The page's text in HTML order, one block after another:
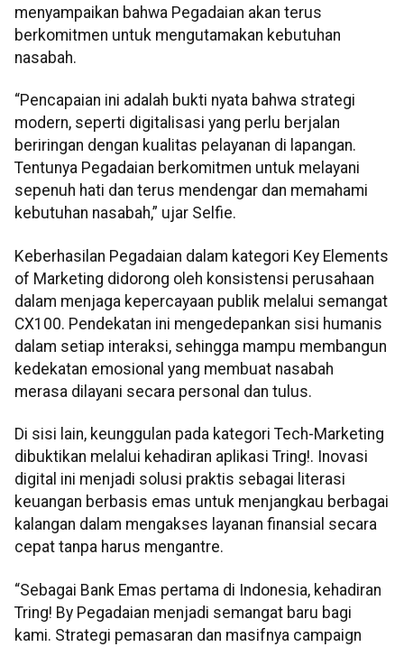
menyampaikan bahwa Pegadaian akan terus
berkomitmen untuk mengutamakan kebutuhan
nasabah.
“Pencapaian ini adalah bukti nyata bahwa strategi
modern, seperti digitalisasi yang perlu berjalan
beriringan dengan kualitas pelayanan di lapangan.
Tentunya Pegadaian berkomitmen untuk melayani
sepenuh hati dan terus mendengar dan memahami
kebutuhan nasabah,” ujar Selfie.
Keberhasilan Pegadaian dalam kategori Key Elements
of Marketing didorong oleh konsistensi perusahaan
dalam menjaga kepercayaan publik melalui semangat
CX100. Pendekatan ini mengedepankan sisi humanis
dalam setiap interaksi, sehingga mampu membangun
kedekatan emosional yang membuat nasabah
merasa dilayani secara personal dan tulus.
Di sisi lain, keunggulan pada kategori Tech-Marketing
dibuktikan melalui kehadiran aplikasi Tring!. Inovasi
digital ini menjadi solusi praktis sebagai literasi
keuangan berbasis emas untuk menjangkau berbagai
kalangan dalam mengakses layanan finansial secara
cepat tanpa harus mengantre.
“Sebagai Bank Emas pertama di Indonesia, kehadiran
Tring! By Pegadaian menjadi semangat baru bagi
kami. Strategi pemasaran dan masifnya campaign